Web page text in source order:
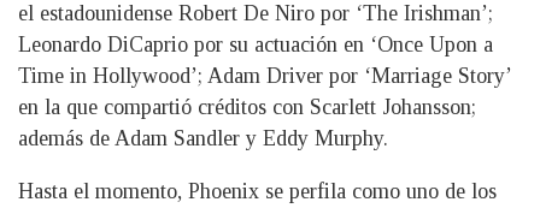
el estadounidense Robert De Niro por ‘The Irishman’;
Leonardo DiCaprio por su actuación en ‘Once Upon a
Time in Hollywood’; Adam Driver por ‘Marriage Story’
en la que compartió créditos con Scarlett Johansson;
además de Adam Sandler y Eddy Murphy.
Hasta el momento, Phoenix se perfila como uno de los